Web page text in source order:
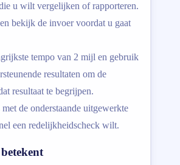
u wilt vergelijken of rapporteren.
bekijk de invoer voordat u gaat
tempo van 2 mijl en gebruik
resultaten om de
resultaat te begrijpen.
de onderstaande uitgewerkte
een redelijkheidscheck wilt.